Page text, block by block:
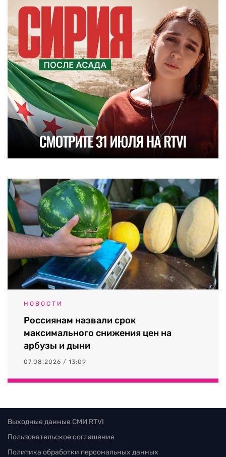
НОВОСТИ
Россиянам назвали срок
максимального снижения цен на
арбузы и дыни
07.08.2026 / 13:09
Выходные данные СМИ RTVI
Пользовательское соглашение
Политика обработки персональных данных